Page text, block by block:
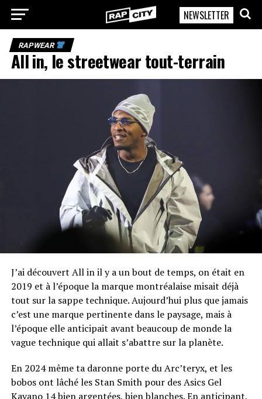
RapCity
NEWSLETTER
RAPWEAR
All in, le streetwear tout-terrain
J’ai découvert All in il y a un bout de temps, on était en
2019 et à l’époque la marque montréalaise misait déjà
tout sur la sappe technique. Aujourd’hui plus que jamais
c’est une marque pertinente dans le paysage, mais à
l’époque elle anticipait avant beaucoup de monde la
vague technique qui allait s’abattre sur la planète.
En 2024 même ta daronne porte du Arc’teryx, et les
bobos ont lâché les Stan Smith pour des Asics Gel
Kayano 14 bien argentées, bien blanches. En anticipant,